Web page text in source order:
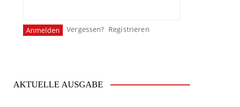
Vergessen? Registrieren
AKTUELLE AUSGABE